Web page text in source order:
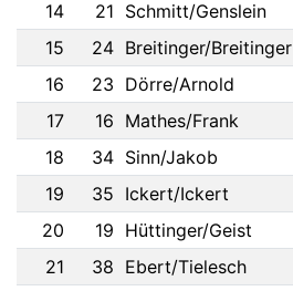
14
21 Schmitt/Genslein
15
24 Breitinger/Breitinger
16
23 Dörre/Arnold
17
16 Mathes/Frank
18
34 Sinn/Jakob
19
35 Ickert/Ickert
20
19 Hüttinger/Geist
21
38 Ebert/Tielesch